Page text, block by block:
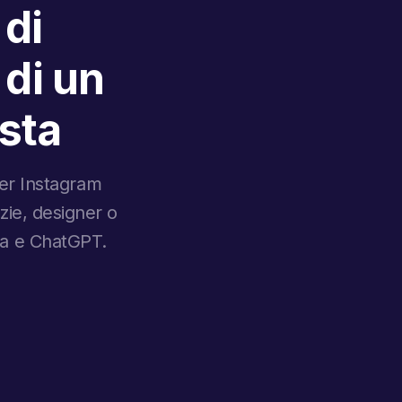
un
Instagram
designer o
e ChatGPT.